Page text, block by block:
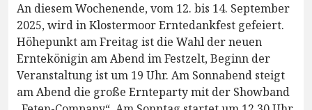
An diesem Wochenende, vom 12. bis 14. September
2025, wird in Klostermoor Erntedankfest gefeiert.
Höhepunkt am Freitag ist die Wahl der neuen
Erntekönigin am Abend im Festzelt, Beginn der
Veranstaltung ist um 19 Uhr. Am Sonnabend steigt
am Abend die große Ernteparty mit der Showband